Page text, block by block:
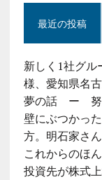
最近の投稿
新しく1社グル
様、愛知県名
夢の話 ー 努
壁にぶつかっ
方。明石家さ
これからのほ
投資先が株式